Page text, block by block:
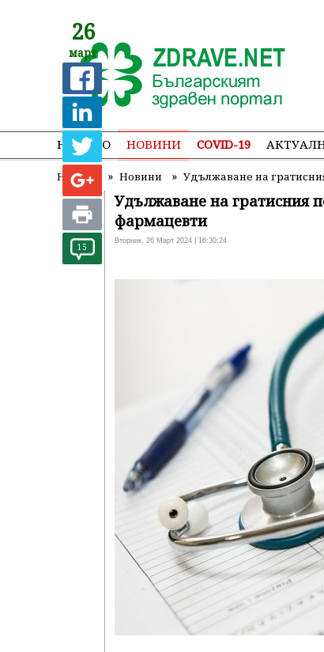
НАЧАЛО НОВИНИ COVID-19
Начало » Новини » Удължаване на
26
март
15
Удължаване на гратисния
фармацевти
Вторник, 26 Март 2024 | 16:30:24